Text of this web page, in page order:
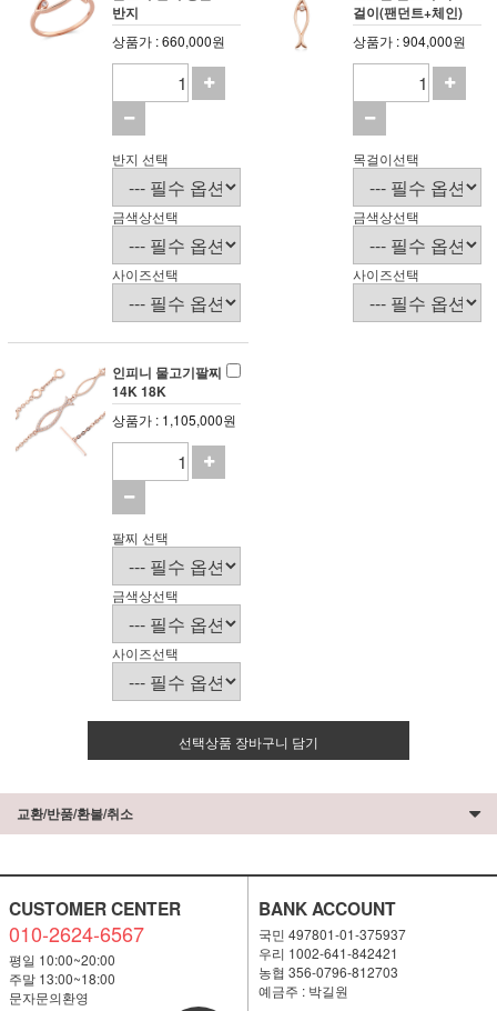
반지
상품가 : 660,000원
반지 선택
금색상선택
사이즈선택
걸이(팬던트+체인)
상품가 : 904,000원
목걸이선택
금색상선택
사이즈선택
인피니 물고기팔찌
14K 18K
상품가 : 1,105,000원
팔찌 선택
금색상선택
사이즈선택
선택상품 장바구니 담기
교환/반품/환불/취소
CUSTOMER CENTER
010-2624-6567
평일 10:00~20:00
주말 13:00~18:00
문자문의환영
BANK ACCOUNT
국민 497801-01-375937
우리 1002-641-842421
농협 356-0796-812703
예금주 : 박길원